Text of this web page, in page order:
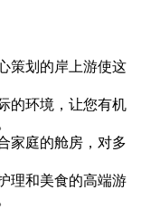
策划的岸上游使这
的环境，让您有机
家庭的舱房，对多
理和美食的高端游